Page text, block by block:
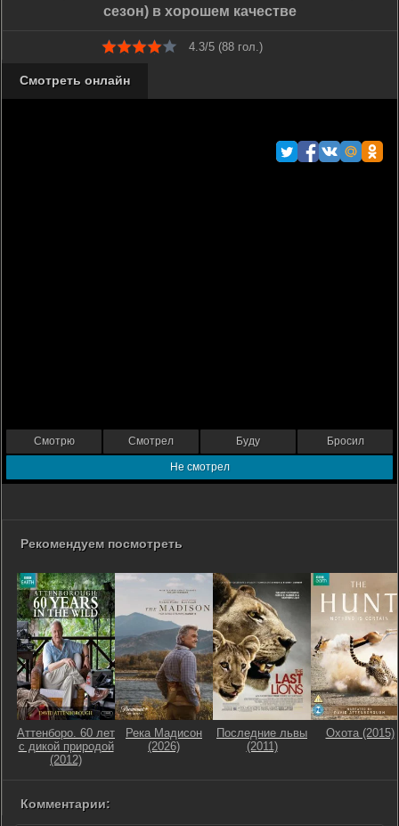
сезон) в хорошем качестве
4.3/5 (88 гол.)
Смотреть онлайн
Смотрю Смотрел Буду Бросил
Не смотрел
Рекомендуем посмотреть
Аттенборо. 60 лет
с дикой природой
(2012)
Река Мадисон
(2026)
Последние львы
(2011)
Охота (2015)
Комментарии: